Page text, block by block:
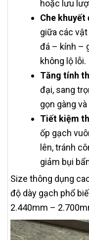
hoặc lưu
Che
giữa các
đá – kính –
không lộ lỗi.
Tăng tính
đại, sang
gọn gàng
Tiết kiệm
ốp gạch
lên, tránh
giảm bụi
Size thông dụng
độ dày gạch phổ
2.440mm –